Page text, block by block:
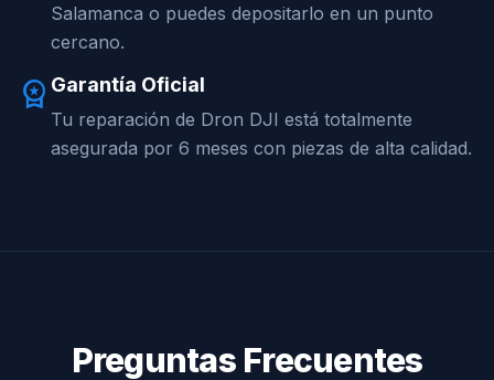
Salamanca o puedes depositarlo en un punto
cercano.
workspace_premium Garantía Oficial
Tu reparación de Dron DJI está totalmente
asegurada por 6 meses con piezas de alta calidad.
Preguntas Frecuentes